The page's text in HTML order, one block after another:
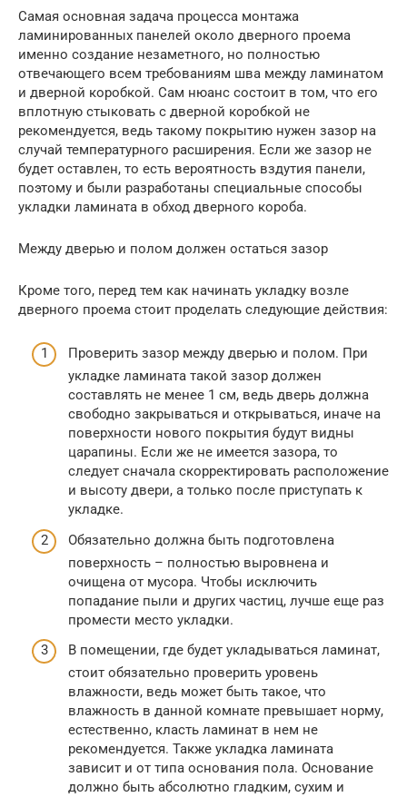
Самая основная задача процесса монтажа
ламинированных панелей около дверного проема
именно создание незаметного, но полностью
отвечающего всем требованиям шва между ламинатом
и дверной коробкой. Сам нюанс состоит в том, что его
вплотную стыковать с дверной коробкой не
рекомендуется, ведь такому покрытию нужен зазор на
случай температурного расширения. Если же зазор не
будет оставлен, то есть вероятность вздутия панели,
поэтому и были разработаны специальные способы
укладки ламината в обход дверного короба.
Между дверью и полом должен остаться зазор
Кроме того, перед тем как начинать укладку возле
дверного проема стоит проделать следующие действия:
Проверить зазор между дверью и полом. При
укладке ламината такой зазор должен
составлять не менее 1 см, ведь дверь должна
свободно закрываться и открываться, иначе на
поверхности нового покрытия будут видны
царапины. Если же не имеется зазора, то
следует сначала скорректировать расположение
и высоту двери, а только после приступать к
укладке.
Обязательно должна быть подготовлена
поверхность – полностью выровнена и
очищена от мусора. Чтобы исключить
попадание пыли и других частиц, лучше еще раз
промести место укладки.
В помещении, где будет укладываться ламинат,
стоит обязательно проверить уровень
влажности, ведь может быть такое, что
влажность в данной комнате превышает норму,
естественно, класть ламинат в нем не
рекомендуется. Также укладка ламината
зависит и от типа основания пола. Основание
должно быть абсолютно гладким, сухим и